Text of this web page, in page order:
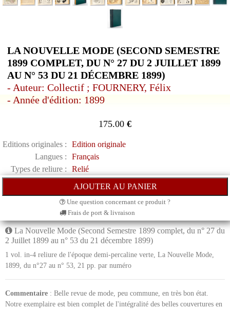
LA NOUVELLE MODE (SECOND SEMESTRE
1899 COMPLET, DU N° 27 DU 2 JUILLET 1899
AU N° 53 DU 21 DÉCEMBRE 1899)
- Auteur: Collectif ; FOURNERY, Félix
- Année d'édition: 1899
175.00 €
Editions originales :
Edition originale
Langues :
Français
Types de reliure :
Relié
Une question concernant ce produit ?
Frais de port & livraison
La Nouvelle Mode (Second Semestre 1899 complet, du n° 27 du
2 Juillet 1899 au n° 53 du 21 décembre 1899)
1 vol. in-4 reliure de l'époque demi-percaline verte, La Nouvelle Mode,
1899, du n°27 au n° 53, 21 pp. par numéro
Commentaire : Belle revue de mode, peu commune, en très bon état.
Notre exemplaire est bien complet de l'intégralité des belles couvertures en